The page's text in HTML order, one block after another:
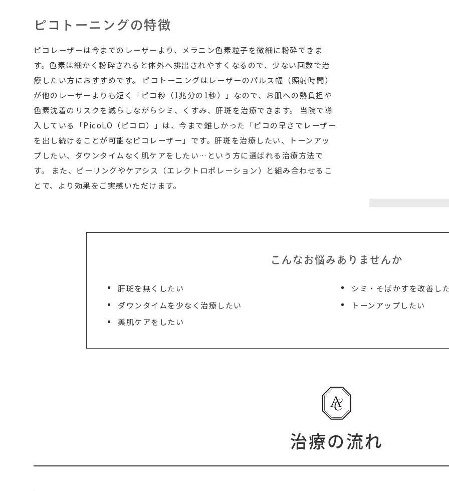
ピコトーニングの特徴
ピコレーザーは今までのレーザーより、メラニン色素粒子を微細に粉砕できま
す。色素は細かく粉砕されると体外へ排出されやすくなるので、少ない回数で治
療したい方におすすめです。 ピコトーニングはレーザーのパルス幅（照射時間）
が他のレーザーよりも短く「ピコ秒（1兆分の1秒）」なので、お肌への熱負担や
色素沈着のリスクを減らしながらシミ、くすみ、肝斑を治療できます。 当院で導
入している「PicoLO（ピコロ）」は、今まで難しかった「ピコの早さでレーザー
を出し続けることが可能なピコレーザー」です。肝斑を治療したい、トーンアッ
プしたい、ダウンタイムなく肌ケアをしたい…という方に選ばれる治療方法で
す。 また、ピーリングやケアシス（エレクトロポレーション）と組み合わせるこ
とで、より効果をご実感いただけます。
こんなお悩みありませんか
肝斑を無くしたい
シミ・そばかすを改善し
ダウンタイムを少なく治療したい
トーンアップしたい
美肌ケアをしたい
治療の流れ